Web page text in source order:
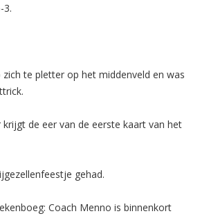
3.
te pletter op het middenveld en was
de eer van de eerste kaart van het
gehad.
Coach Menno is binnenkort